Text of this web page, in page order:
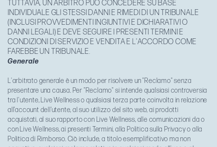
TUTTAVIA, UN ARBITRO PUÒ CONCEDERE SU BASE
INDIVIDUALE GLI STESSI DANNI E RIMEDI DI UN TRIBUNALE
(INCLUSI PROVVEDIMENTI INGIUNTIVI E DICHIARATIVI O
DANNI LEGALI) E DEVE SEGUIRE I PRESENTI TERMINI E
CONDIZIONI DI SERVIZIO E VENDITA E L'ACCORDO COME
FAREBBE UN TRIBUNALE.
Generale
L'arbitrato generale è un modo per risolvere un "Reclamo" senza
presentare una causa. Per "Reclamo" si intende qualsiasi controversia
tra l'utente, Live Wellness o qualsiasi terza parte coinvolta in relazione
all’account dell’utente, al suo utilizzo del sito web, ai prodotti
acquistati, al suo rapporto con Live Wellness, alle comunicazioni da o
con Live Wellness, ai presenti Termini, alla Politica sulla Privacy o alla
Politica di Rimborso. Ciò include, a titolo esemplificativo ma non